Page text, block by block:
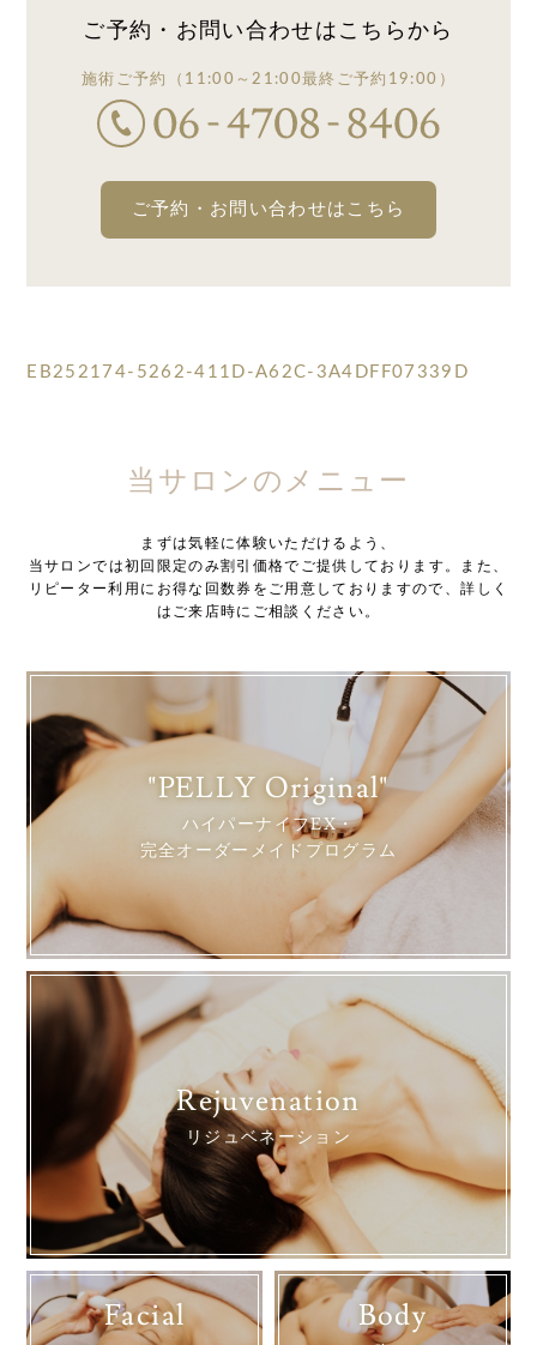
ご予約・お問い合わせはこちらから
施術ご予約 （11:00～21:00最終ご予約19:00）
ご予約・お問い合わせはこちら
EB252174-5262-411D-A62C-3A4DFF07339D
当サロンのメニュー
まずは気軽に体験いただけるよう、
当サロンでは初回限定のみ割引価格でご提供しております。また、
リピーター利用にお得な回数券をご用意しておりますので、詳しく
はご来店時にご相談ください。
"PELLY Original"
ハイパーナイフEX・
完全オーダーメイドプログラム
Rejuvenation
リジュベネーション
Facial Body